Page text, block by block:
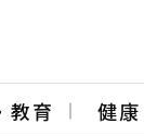
教育 健